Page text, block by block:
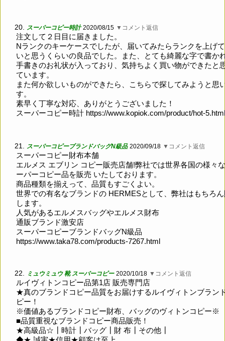
20. スーパーコピー時計 2020/08/15 ▼コメント返信
注文して２日目に届きました。
Nランクのキーケースでしたが、届いてみたらランクを上げ
いと思うくらいの良品でした。また、とても綺麗な字で書か
手書きのお礼状が入っており、気持ちよく買い物ができたと
ています。
また何か欲しいものができたら、こちらで探してみようと思
す。
素早く丁寧な対応、ありがとうございました！
スーパーコピー時計 https://www.kopiok.com/product/hot-5.html
21. スーパーコピーブランドバッグN級品 2020/09/18 ▼コメント返信
スーパーコピー財布本舗
エルメス エブリン コピー販売店舗!弊社では世界各国の様々
ーパーコピー品を販売 いたしております。
商品種類を揃えって、品質もすごくよい。
世界での有名なブランドの HERMESとして、弊社はもちろ
します。
人気があるエルメスバッグやエルメス財布
通販ブランド激安店
スーパーコピーブランドバッグN級品
https://www.taka78.com/products-7267.html
22. ミュウミュウ 靴 スーパーコピー 2020/10/18 ▼コメント返信
ルイヴィトンコピー品第1店 販売専門店
★真のブランドコピー品質をお届けするルイヴィトンブラン
ピー！
※価値あるブランドコピー財布、バッグのヴィトンコピー※
■品質重視なブランドコピー商品販売！
★高級品☆┃時計┃バッグ┃財 布┃その他┃